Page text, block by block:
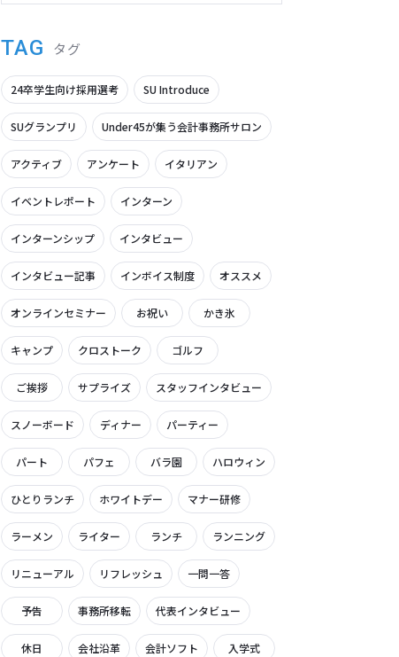
TAG タグ
24卒学生向け採用選考 SU Introduce
SUグランプリ Under45が集う会計事務所サロン
アクティブ アンケート イタリアン
イベントレポート インターン
インターンシップ インタビュー
インタビュー記事 インボイス制度 オススメ
オンラインセミナー お祝い かき氷
キャンプ クロストーク ゴルフ
ご挨拶 サプライズ スタッフインタビュー
スノーボード ディナー パーティー
パート パフェ バラ園 ハロウィン
ひとりランチ ホワイトデー マナー研修
ラーメン ライター ランチ ランニング
リニューアル リフレッシュ 一問一答
予告 事務所移転 代表インタビュー
休日 会社沿革 会計ソフト 入学式